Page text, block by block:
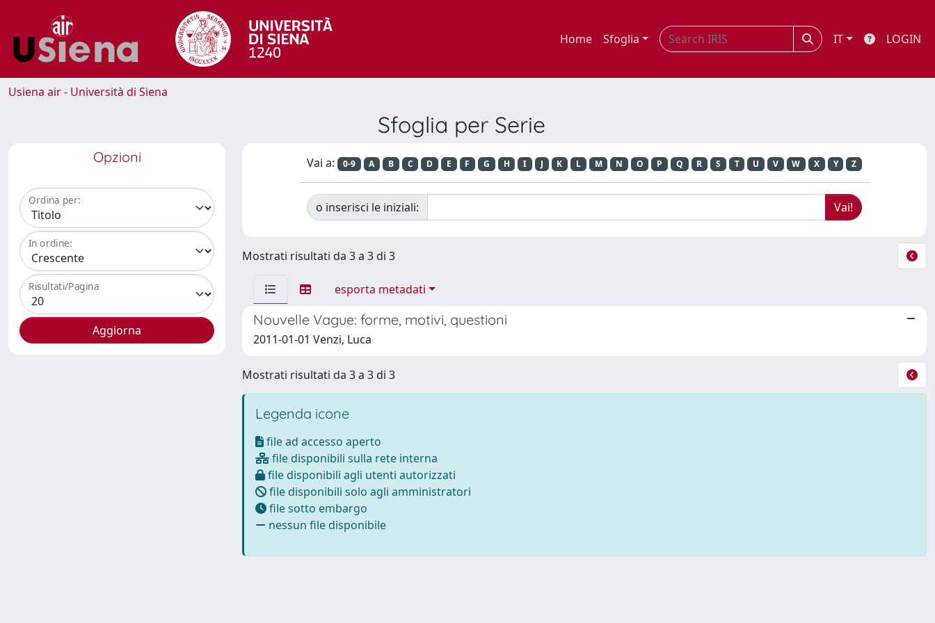
Home Sfoglia IT LOGIN
Usiena air - Università di Siena
Sfoglia per Serie
Opzioni
Ordina per:
In ordine:
Risultati/Pagina
Vai a: 0-9 A B C D E F G H I J K L M N O P Q R S T U V W X Y Z
o inserisci le iniziali:
Mostrati risultati da 3 a 3 di 3
esporta metadati
Nouvelle Vague: forme, motivi, questioni
2011-01-01 Venzi, Luca
Mostrati risultati da 3 a 3 di 3
Legenda icone
file ad accesso aperto
file disponibili sulla rete interna
file disponibili agli utenti autorizzati
file disponibili solo agli amministratori
file sotto embargo
nessun file disponibile